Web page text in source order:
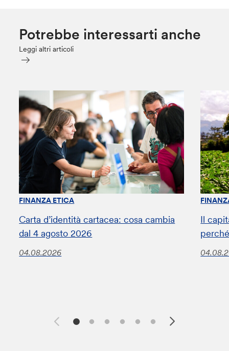
Potrebbe interessarti anche
Leggi altri articoli
FINANZA ETICA
Carta d’identità cartacea: cosa cambia
dal 4 agosto 2026
04.08.2026
Il